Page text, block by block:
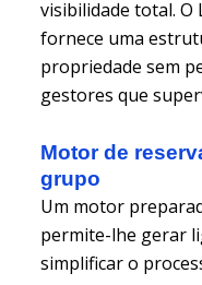
visibilidade total. O
fornece uma
propriedade sem
gestores que
Motor de
grupo
Um motor
permite-lhe gerar
simplificar o